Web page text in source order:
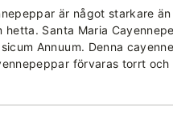
är något starkare
Santa Maria
Annuum. Denna
förvaras torrt och